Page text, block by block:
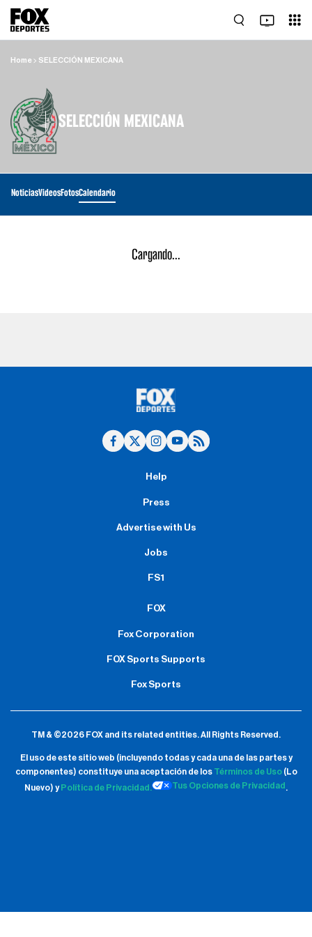
Home SELECCIÓN MEXICANA
SELECCIÓN MEXICANA
NoticiasVideosFotosCalendario
Cargando...
Help
Press
Advertise with Us
Jobs
FS1
FOX
Fox Corporation
FOX Sports Supports
Fox Sports
TM & ©2026 FOX and its related entities.All Rights Reserved.
El uso de este sitio web (incluyendo todas y cada una de las partes y
componentes) constituye una aceptación de los Términos de Uso(Lo
Nuevo) y Política de Privacidad. Tus Opciones de Privacidad .